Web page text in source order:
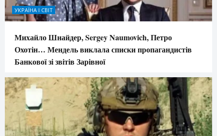
УКРАЇНА І СВІТ
Михайло Шнайдер, Sergey Naumovich, Петро
Охотін… Мендель виклала списки пропагандистів
Банкової зі звітів Зарівної